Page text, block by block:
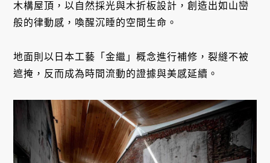
木構屋頂，以自然採光與木折板設計，創造出如山巒
般的律動感，喚醒沉睡的空間生命。
地面則以日本工藝「金繼」概念進行補修，裂縫不被
遮掩，反而成為時間流動的證據與美感延續。